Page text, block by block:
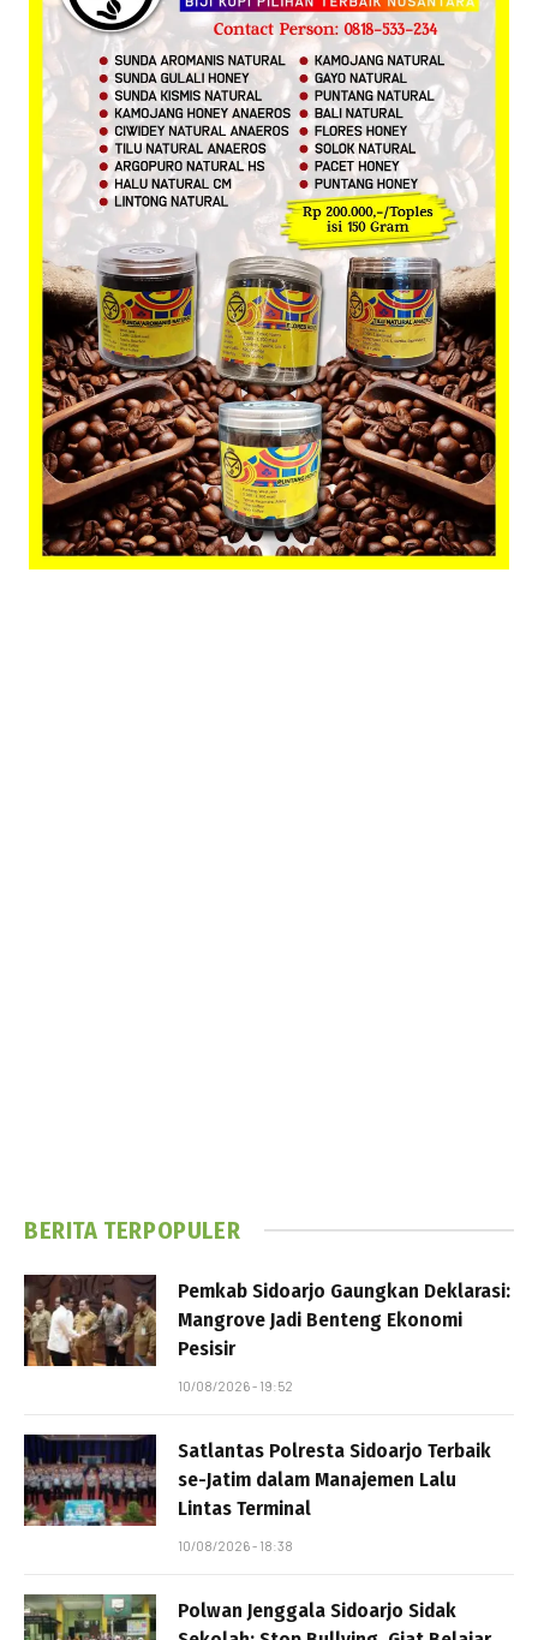
BERITA TERPOPULER
Pemkab Sidoarjo Gaungkan Deklarasi:
Mangrove Jadi Benteng Ekonomi
Pesisir
10/08/2026 - 19:52
Satlantas Polresta Sidoarjo Terbaik
se-Jatim dalam Manajemen Lalu
Lintas Terminal
10/08/2026 - 18:38
Polwan Jenggala Sidoarjo Sidak